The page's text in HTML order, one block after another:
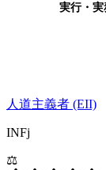
実行・実
人道主義者 (EII)
INFj
⚖️